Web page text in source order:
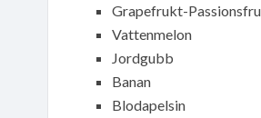
Grapefrukt-
Vattenmelon
Jordgubb
Banan
Blodapelsin